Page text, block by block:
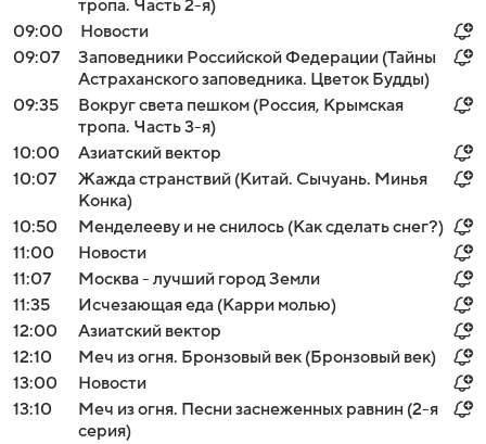
тропа. Часть 2-я)
09:00
Новости
09:07
Заповедники Российской Федерации (Тайны
Астраханского заповедника. Цветок Будды)
09:35
Вокруг света пешком (Россия, Крымская
тропа. Часть 3-я)
10:00
Азиатский вектор
10:07
Жажда странствий (Китай. Сычуань. Минья
Конка)
10:50
Менделееву и не снилось (Как сделать снег?)
11:00
Новости
11:07
Москва - лучший город Земли
11:35
Исчезающая еда (Карри молью)
12:00
Азиатский вектор
12:10
Меч из огня. Бронзовый век (Бронзовый век)
13:00
Новости
13:10
Меч из огня. Песни заснеженных равнин (2-я
серия)